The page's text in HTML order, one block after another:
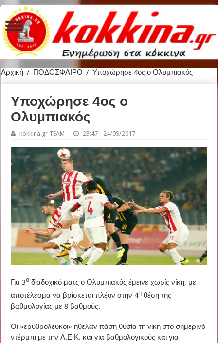
Αρχική / ΠΟΔΟΣΦΑΙΡΟ / Υποχώρησε 4ος ο Ολυμπιακός
Υποχώρησε 4ος ο
Ολυμπιακός
kokkina.gr TEAM 23:47 - 24/09/2017
Για 3ο διαδοχικό ματς ο Ολυμπιακός έμεινε χωρίς νίκη, με
αποτέλεσμα να βρίσκεται πλέον στην 4η θέση της
βαθμολογίας με 8 βαθμούς.
Οι «ερυθρόλευκοι» ήθελαν πάση θυσία τη νίκη στο σημερινό
ντέρμπι με την Α.Ε.Κ. και για βαθμολογικούς και για